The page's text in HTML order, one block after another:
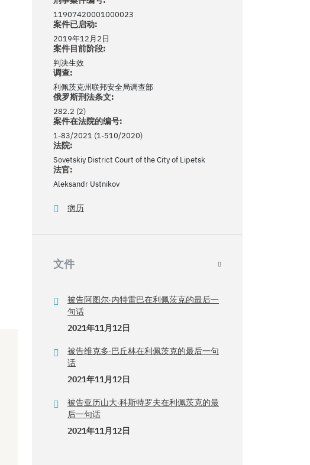
11907420001000023
案件已启动:
2019年12月2日
案件目前阶段:
判决生效
调查:
利佩茨克州联邦安全局调查部
俄罗斯刑法条文:
282.2 (2)
案件在法院的编号:
1-83/2021 (1-510/2020)
法院:
Sovetskiy District Court of the City of Lipetsk
法官:
Aleksandr Ustnikov
病历
文件
被告阿图尔·内特雷巴在利佩茨克的最后一
句话
2021年11月12日
被告维克多·巴丘林在利佩茨克的最后一句
话
2021年11月12日
被告亚历山大·科斯特罗夫在利佩茨克的最
后一句话
2021年11月12日